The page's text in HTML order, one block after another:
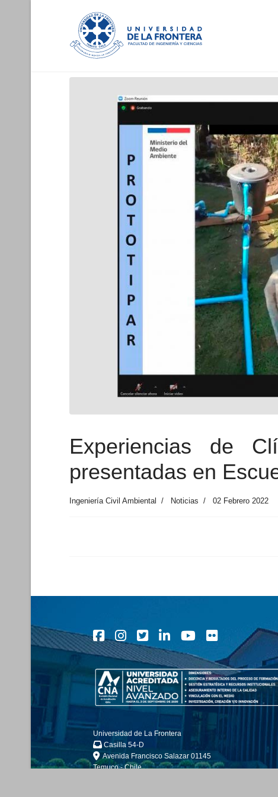
Experiencias de
presentadas en
Ingeniería Civil Ambiental Noticias 02 Febrero 2022
Universidad de La Frontera
Casilla 54-D
Avenida Francisco Salazar 01145
Temuco - Chile